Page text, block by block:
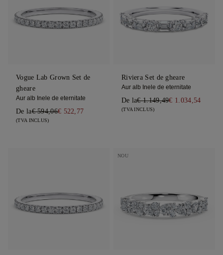
Vogue Lab Grown Set de
gheare
Aur alb Inele de eternitate
De la€ 594,06€ 522,77
(TVA INCLUS)
Riviera Set de gheare
Aur alb Inele de eternitate
De la€ 1.149,49€ 1.034,54
(TVA INCLUS)
NOU